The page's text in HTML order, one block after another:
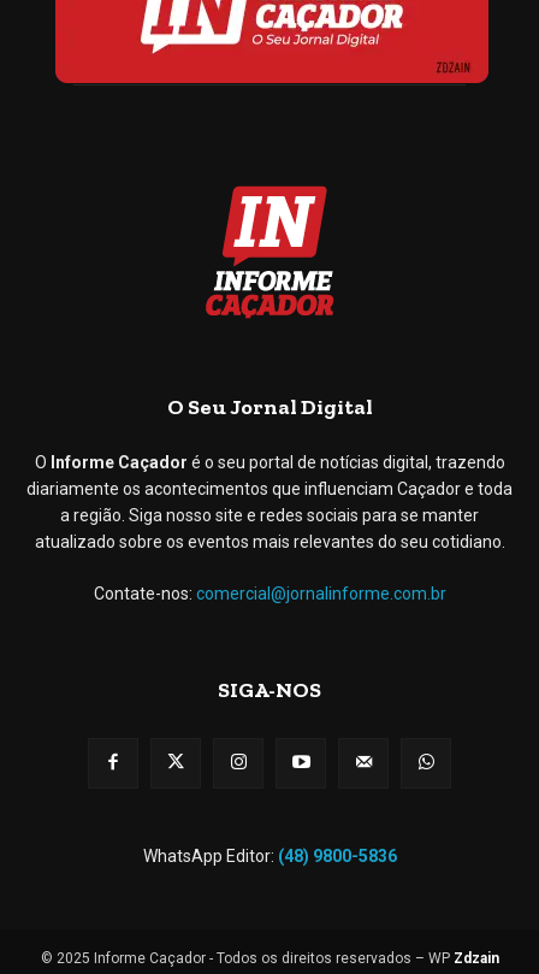
O Seu Jornal Digital
O Informe Caçador é o seu portal de notícias digital, trazendo
diariamente os acontecimentos que influenciam Caçador e toda
a região. Siga nosso site e redes sociais para se manter
atualizado sobre os eventos mais relevantes do seu cotidiano.
Contate-nos: comercial@jornalinforme.com.br
SIGA-NOS
WhatsApp Editor: (48) 9800-5836
© 2025 Informe Caçador - Todos os direitos reservados – WP Zdzain